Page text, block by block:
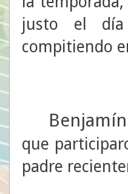
justo el día
compitiendo
Benjamín
que
padre